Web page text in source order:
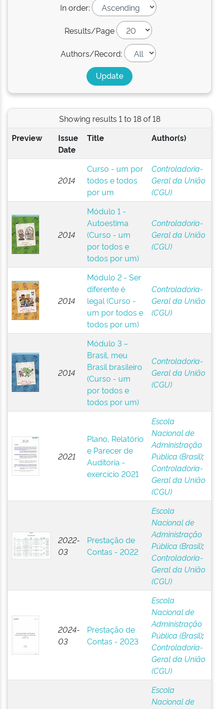
In order:
Results/Page
Authors/Record:
Showing results 1 to 18 of 18
Preview
Issue
Date
Title Author(s)
2014
Curso - um por
todos e todos
por um
Controladoria-
Geral da União
(CGU)
2014
Módulo 1 -
Autoestima
(Curso - um
por todos e
todos por um)
Controladoria-
Geral da União
(CGU)
2014
Módulo 2 - Ser
diferente é
legal (Curso -
um por todos e
todos por um)
Controladoria-
Geral da União
(CGU)
2014
Módulo 3 –
Brasil, meu
Brasil brasileiro
(Curso - um
por todos e
todos por um)
Controladoria-
Geral da União
(CGU)
2021
Plano, Relatório
e Parecer de
Auditoria -
exercício 2021
Escola
Nacional de
Administração
Pública (Brasil);
Controladoria-
Geral da União
(CGU)
2022-
03
Prestação de
Contas - 2022
Escola
Nacional de
Administração
Pública (Brasil);
Controladoria-
Geral da União
(CGU)
2024-
03
Prestação de
Contas - 2023
Escola
Nacional de
Administração
Pública (Brasil);
Controladoria-
Geral da União
(CGU)
Escola
Nacional de